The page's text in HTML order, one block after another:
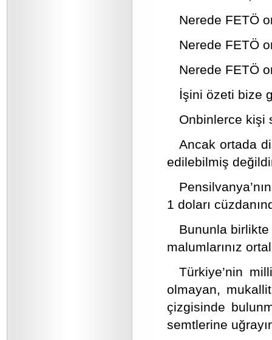
Nerede FETÖ
Nerede FETÖ
Nerede FETÖ
İşini özeti bize
Onbinlerce kişi
Ancak ortada
edilebilmiş
1 doları
Bununla
malumlarınız
Türkiye’nin
olmayan,
çizgisinde
semtlerine